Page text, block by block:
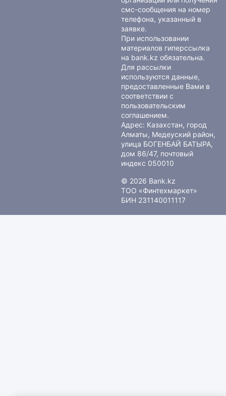
смс-сообщения на номер
телефона, указанный в
заявке.
При использовании
материалов гиперссылка
на bank.kz обязательна.
Для рассылки
используются данные,
предоставленные Вами в
соответствии с
пользовательским
соглашением.
Адрес: Казахстан, город
Алматы, Медеуский район,
улица БОГЕНБАЙ БАТЫРА,
дом 86/47, почтовый
индекс 050010
© 2026 Bank.kz
ТОО «Финтехмаркет»
БИН 231140011117